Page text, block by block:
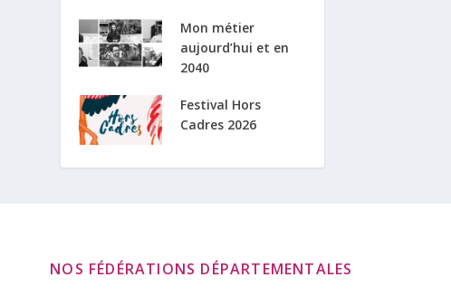
Mon métier
aujourd’hui et en
2040
Festival Hors
Cadres 2026
NOS FÉDÉRATIONS DÉPARTEMENTALES